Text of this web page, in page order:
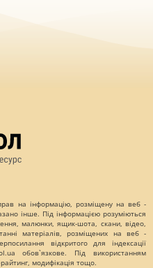
на інформацію, розміщену на веб -
інше. Під інформацією розуміються
малюнки, ящик-шота, скани, відео,
матеріалів, розміщених на веб -
відкритого для індексації
обов`язкове. Під використанням
модифікація тощо.